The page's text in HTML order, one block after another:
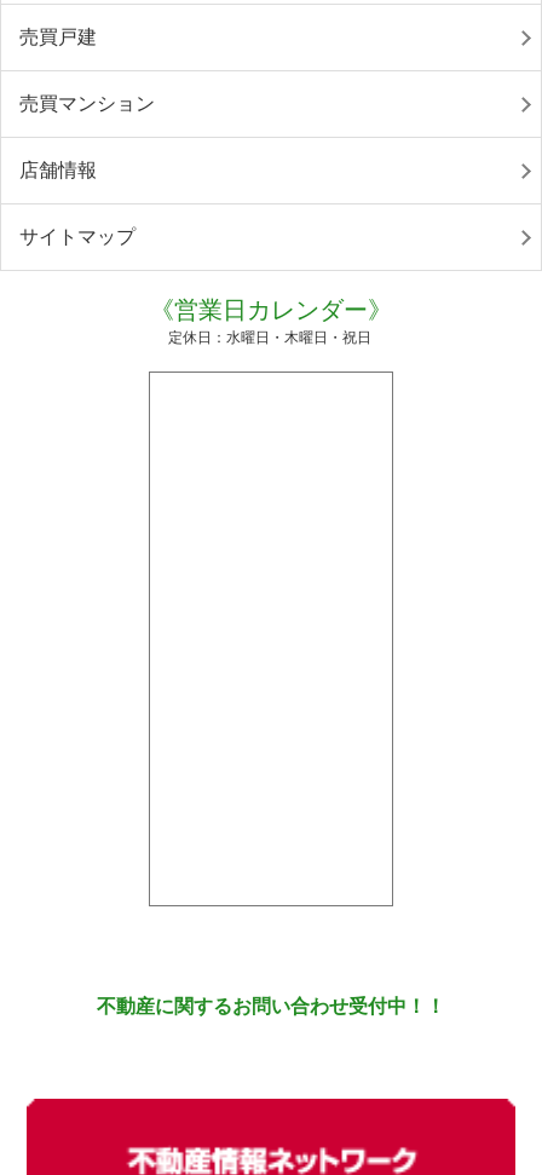
売買戸建
売買マンション
店舗情報
サイトマップ
《営業日カレンダー》
定休日：水曜日・木曜日・祝日
不動産に関するお問い合わせ受付中！！